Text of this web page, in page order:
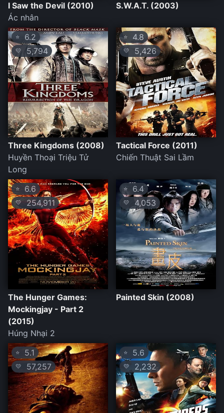
I Saw the Devil (2010)
Ác nhân
S.W.A.T. (2003)
⭐ 6.2
💛 5,794
Three Kingdoms (2008)
Huyền Thoại Triệu Tử
Long
⭐ 4.8
💛 5,426
Tactical Force (2011)
Chiến Thuật Sai Lầm
⭐ 6.6
💛 254,911
The Hunger Games:
Mockingjay - Part 2
(2015)
Húng Nhại 2
⭐ 6.4
💛 4,053
Painted Skin (2008)
⭐ 5.1
💛 57,257
⭐ 5.6
💛 2,232